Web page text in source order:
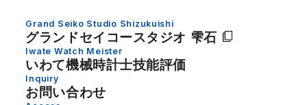
Grand Seiko Studio Shizukuishi
グランドセイコースタジオ 雫石
Iwate Watch Meister
いわて機械時計士技能評価
Inquiry
お問い合わせ